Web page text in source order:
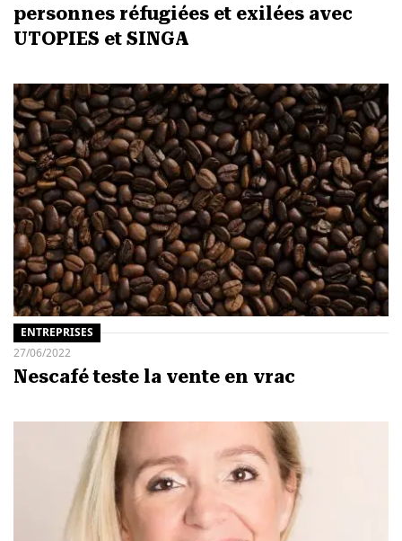
personnes réfugiées et exilées avec
UTOPIES et SINGA
ENTREPRISES
27/06/2022
Nescafé teste la vente en vrac